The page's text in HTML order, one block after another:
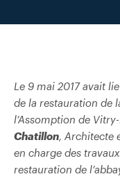
Le 9 mai 2017 avait
de la restauration de
l’Assomption de
Chatillon, Architecte
en charge des
restauration de